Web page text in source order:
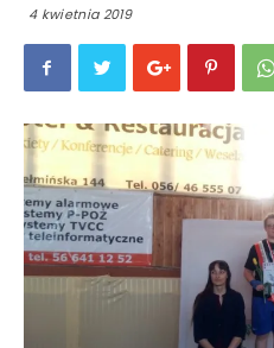
4 kwietnia 2019